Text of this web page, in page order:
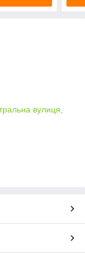
вулиця,